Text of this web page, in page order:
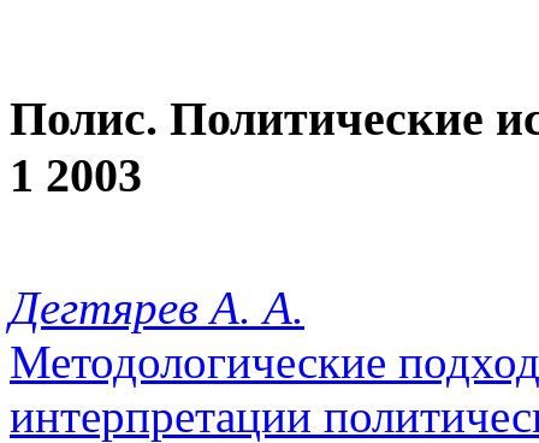
Полис. Политические
1 2003
Дегтярев А. А.
Методологические
интерпретации